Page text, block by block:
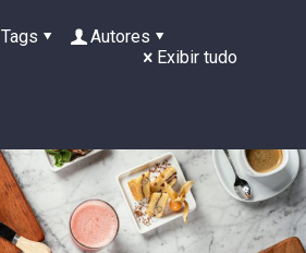
Tags
Autores
Exibir tudo